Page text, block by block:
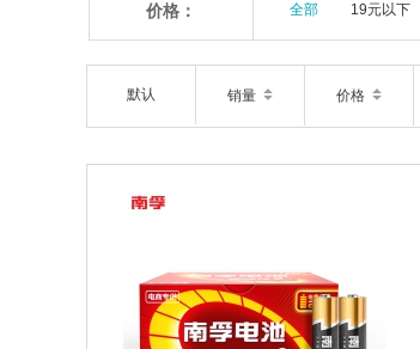
价格： 全部 19元以下
默认 销量 价格